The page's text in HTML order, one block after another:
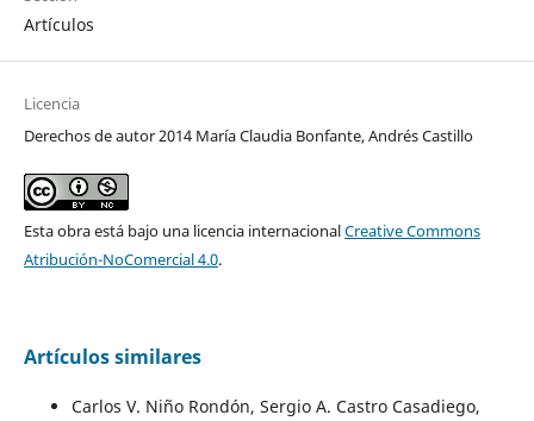
Artículos
Licencia
Derechos de autor 2014 María Claudia Bonfante, Andrés Castillo
Esta obra está bajo una licencia internacionalCreative Commons
Atribución-NoComercial 4.0.
Artículos similares
Carlos V. Niño Rondón, Sergio A. Castro Casadiego,